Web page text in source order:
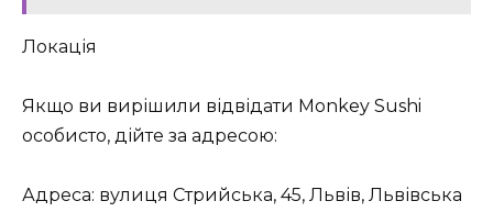
Локація
Якщо ви вирішили відвідати Monkey Sushi
особисто, дійте за адресою:
Адреса: вулиця Стрийська, 45, Львів, Львівська